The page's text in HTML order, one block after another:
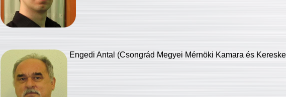
Engedi Antal (Csongrád Megyei Mérnöki Kamara és